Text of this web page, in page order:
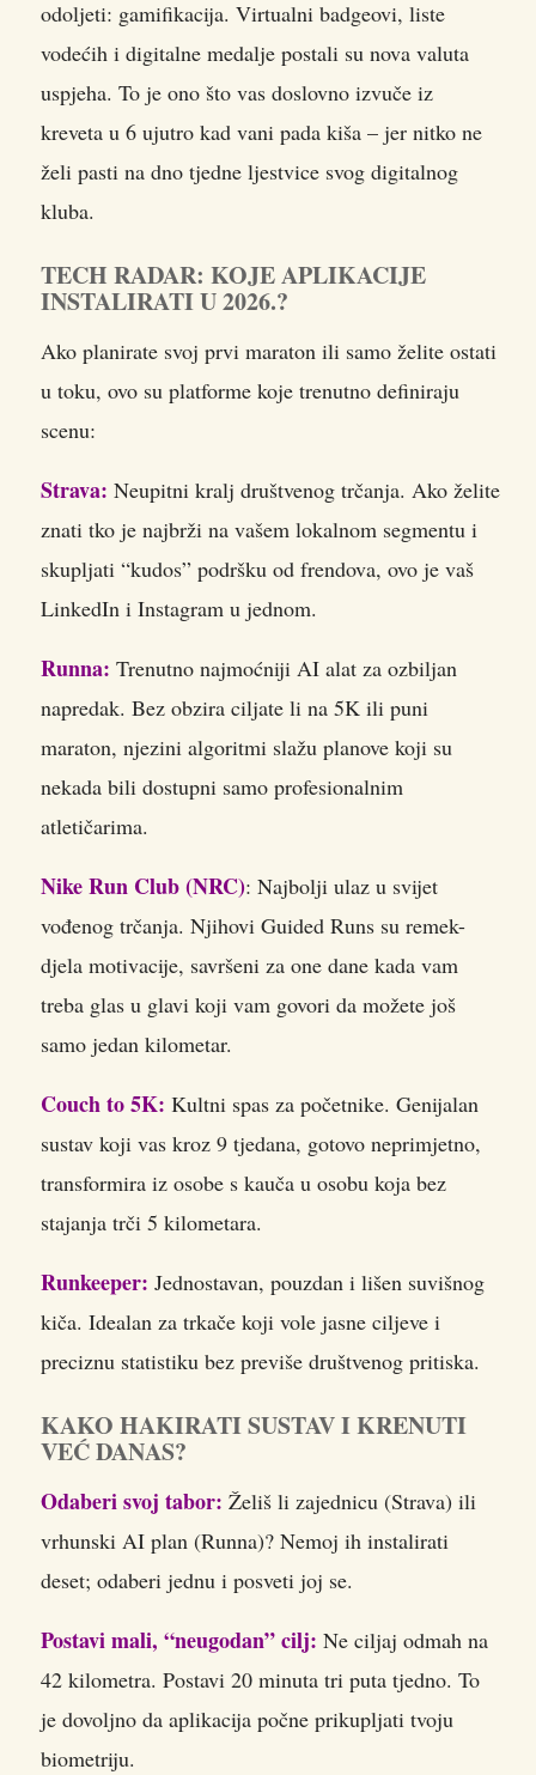
odoljeti: gamifikacija. Virtualni badgeovi, liste
vodećih i digitalne medalje postali su nova valuta
uspjeha. To je ono što vas doslovno izvuče iz
kreveta u 6 ujutro kad vani pada kiša – jer nitko ne
želi pasti na dno tjedne ljestvice svog digitalnog
kluba.
TECH RADAR: KOJE APLIKACIJE
INSTALIRATI U 2026.?
Ako planirate svoj prvi maraton ili samo želite ostati
u toku, ovo su platforme koje trenutno definiraju
scenu:
Strava: Neupitni kralj društvenog trčanja. Ako želite
znati tko je najbrži na vašem lokalnom segmentu i
skupljati “kudos” podršku od frendova, ovo je vaš
LinkedIn i Instagram u jednom.
Runna: Trenutno najmoćniji AI alat za ozbiljan
napredak. Bez obzira ciljate li na 5K ili puni
maraton, njezini algoritmi slažu planove koji su
nekada bili dostupni samo profesionalnim
atletičarima.
Nike Run Club (NRC): Najbolji ulaz u svijet
vođenog trčanja. Njihovi Guided Runs su remek-
djela motivacije, savršeni za one dane kada vam
treba glas u glavi koji vam govori da možete još
samo jedan kilometar.
Couch to 5K: Kultni spas za početnike. Genijalan
sustav koji vas kroz 9 tjedana, gotovo neprimjetno,
transformira iz osobe s kauča u osobu koja bez
stajanja trči 5 kilometara.
Runkeeper: Jednostavan, pouzdan i lišen suvišnog
kiča. Idealan za trkače koji vole jasne ciljeve i
preciznu statistiku bez previše društvenog pritiska.
KAKO HAKIRATI SUSTAV I KRENUTI
VEĆ DANAS?
Odaberi svoj tabor: Želiš li zajednicu (Strava) ili
vrhunski AI plan (Runna)? Nemoj ih instalirati
deset; odaberi jednu i posveti joj se.
Postavi mali, “neugodan” cilj: Ne ciljaj odmah na
42 kilometra. Postavi 20 minuta tri puta tjedno. To
je dovoljno da aplikacija počne prikupljati tvoju
biometriju.